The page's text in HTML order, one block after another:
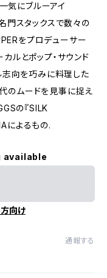
気にブルーアイ
門スタックスで数々の
をプロデューサー
ルとポップ・サウンド
志向を巧みに料理した
のムードを見事に捉え
の『SILK
によるもの.
available
向け
通報する